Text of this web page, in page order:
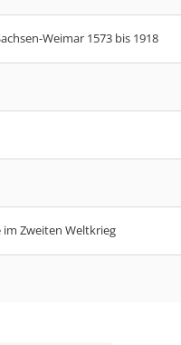
Weimar 1573 bis 1918
Zweiten Weltkrieg